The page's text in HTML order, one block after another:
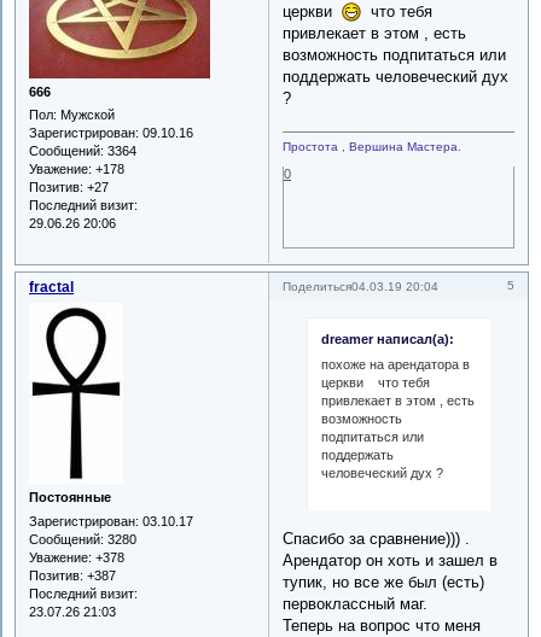
666
Пол: Мужской
Зарегистрирован: 09.10.16
Сообщений: 3364
Уважение: +178
Позитив: +27
Последний визит:
29.06.26 20:06
церкви
что тебя
привлекает в этом , есть
возможность подпитаться или
поддержать человеческий дух
?
Простота , Вершина Мастера.
0
Поделиться 5
04.03.19 20:04
fractal
Постоянные
Зарегистрирован: 03.10.17
Сообщений: 3280
Уважение: +378
Позитив: +387
Последний визит:
23.07.26 21:03
dreamer написал(а):
похоже на арендатора в
церкви что тебя
привлекает в этом , есть
возможность
подпитаться или
поддержать
человеческий дух ?
Спасибо за сравнение))) .
Арендатор он хоть и зашел в
тупик, но все же был (есть)
первоклассный маг.
Теперь на вопрос что меня